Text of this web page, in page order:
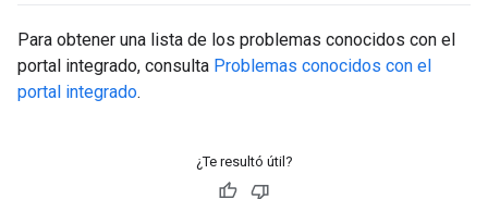
Para obtener una lista de los problemas conocidos con el
portal integrado, consulta Problemas conocidos con el
portal integrado.
¿Te resultó útil?